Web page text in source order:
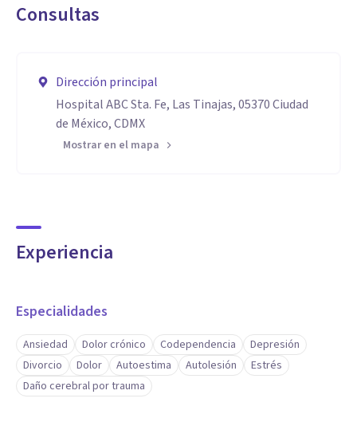
Consultas
Dirección principal
Hospital ABC Sta. Fe, Las Tinajas, 05370 Ciudad
de México, CDMX
Mostrar en el mapa
Experiencia
Especialidades
Ansiedad Dolor crónico Codependencia
Depresión
Divorcio
Dolor Autoestima Autolesión
Estrés
Daño cerebral por trauma